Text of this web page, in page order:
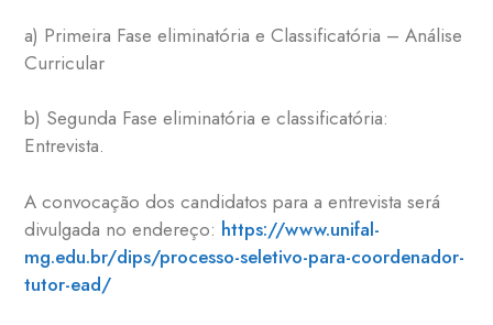
a) Primeira Fase eliminatória e Classificatória – Análise
Curricular
b) Segunda Fase eliminatória e classificatória:
Entrevista.
A convocação dos candidatos para a entrevista será
divulgada no endereço: https://www.unifal-
mg.edu.br/dips/processo-seletivo-para-coordenador-
tutor-ead/